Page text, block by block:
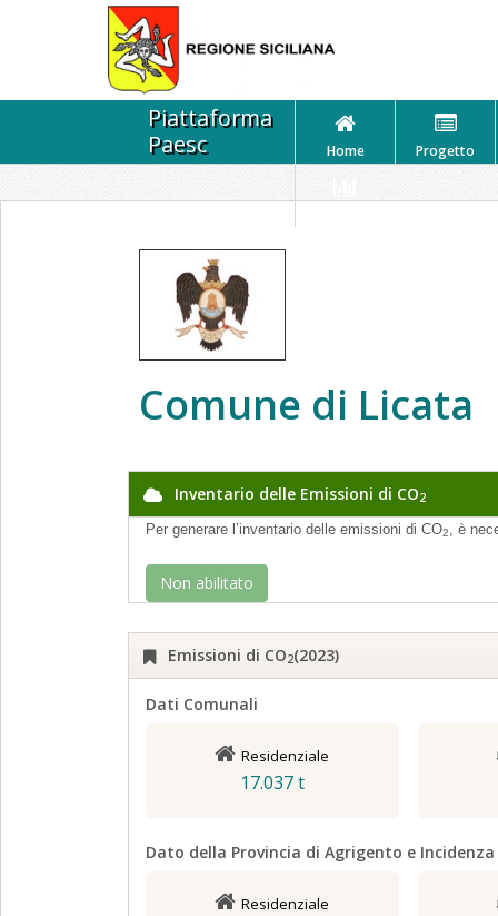
Piattaforma
Paesc
Home Progetto
Comune di Licata
Inventario delle Emissioni di CO2
Per generare l’inventario delle emissioni di CO2 , è
Non abilitato
Emissioni di CO2(2023)
Dati Comunali
Residenziale
17.037 t
Dato della Provincia di Agrigento e
Residenziale